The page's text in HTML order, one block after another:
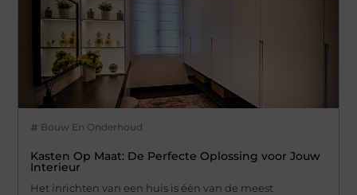
Bouw En Onderhoud
Kasten Op Maat: De Perfecte Oplossing voor Jouw
Interieur
Het inrichten van een huis is één van de meest